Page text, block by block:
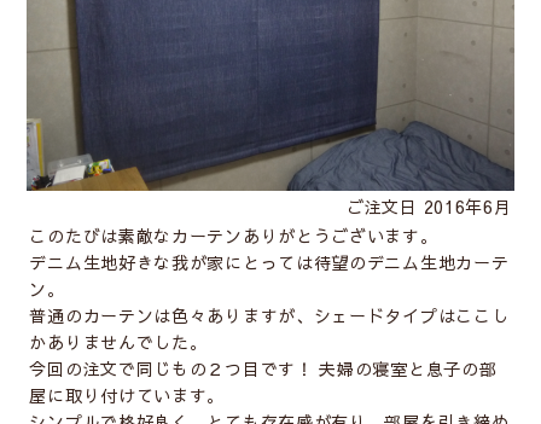
ご注文日 2016年6月
このたびは素敵なカーテンありがとうございます。
デニム生地好きな我が家にとっては待望のデニム生地カーテ
ン。
普通のカーテンは色々ありますが、シェードタイプはここし
かありませんでした。
今回の注文で同じもの２つ目です！ 夫婦の寝室と息子の部
屋に取り付けています。